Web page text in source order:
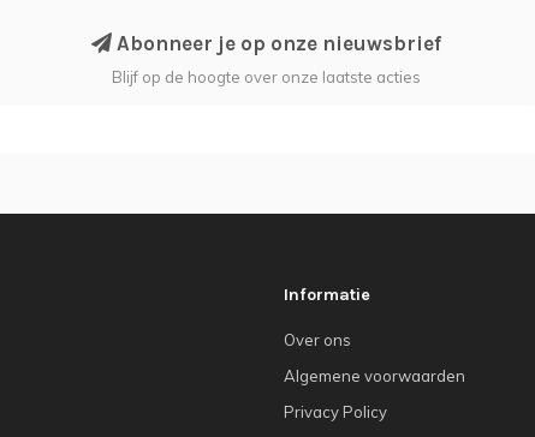
Abonneer je op onze nieuwsbrief
Blijf op de hoogte over onze laatste acties
Informatie
Over ons
Algemene voorwaarden
Privacy Policy